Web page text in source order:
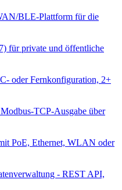
BLE-Plattform für die
für private und öffentliche
oder Fernkonfiguration, 2+
TCP-Ausgabe über
PoE, Ethernet, WLAN oder
- REST API,